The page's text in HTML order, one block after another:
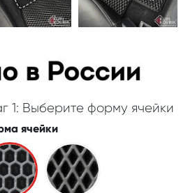
1: Выберите форму ячейки
ячейки